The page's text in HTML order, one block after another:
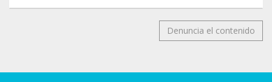
Denuncia el contenido